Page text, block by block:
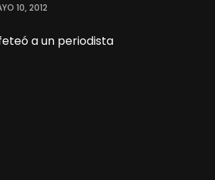
10, 2012